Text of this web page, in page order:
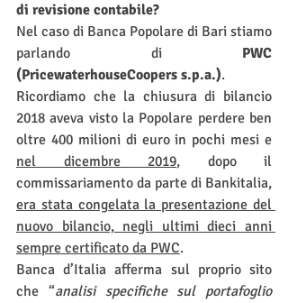
di revisione contabile?
Nel caso di Banca Popolare di Bari stiamo
parlando di PWC
(PricewaterhouseCoopers s.p.a.).
Ricordiamo che la chiusura di bilancio
2018 aveva visto la Popolare perdere ben
nel dicembre 2019, dopo il
era stata congelata la presentazione del
nuovo bilancio, negli ultimi dieci anni
sempre certificato da PWC.
Banca d’Italia afferma sul proprio sito
che “analisi specifiche sul portafoglio